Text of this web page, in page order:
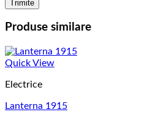
Produse similare
Quick View
Electrice
Lanterna 1915